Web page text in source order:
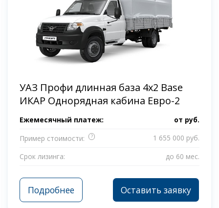
УАЗ Профи длинная база 4x2 Base
ИКАР Однорядная кабина Евро-2
Ежемесячный платеж: от руб.
Пример стоимости:
?
1 655 000 руб.
Срок лизинга:
до 60 мес.
Подробнее Оставить заявку